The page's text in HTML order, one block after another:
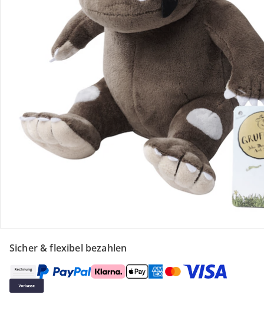
Retoure & Reklamation
Gutscheine & Aktionen
Kontakt & Service
Filialen & Beratung
Sicher & flexibel bezahlen